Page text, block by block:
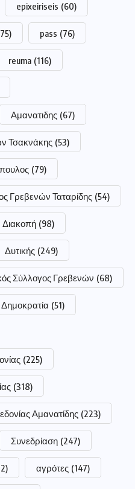
epixeiriseis (60)
pass (76)
reuma (116)
Αμανατιδης (67)
Τσακνάκης (53)
(79)
Γρεβενών Ταταρίδης (54)
Διακοπή (98)
Δυτικής (249)
Σύλλογος Γρεβενών (68)
(51)
(225)
(318)
Αμανατίδης (223)
Συνεδρίαση (247)
αγρότες (147)